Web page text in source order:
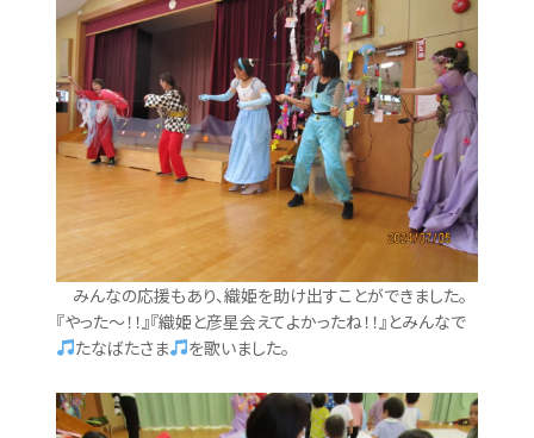
みんなの応援もあり、織姫を助け出すことができました。
『やった～！！』『織姫と彦星会えてよかったね！！』とみんなで
たなばたさま
を歌いました。